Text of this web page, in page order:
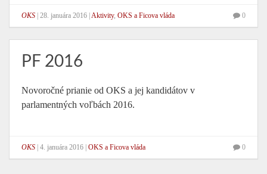
OKS 28. januára 2016 Aktivity, OKS a Ficova vláda 0
PF 2016
Novoročné prianie od OKS a jej kandidátov v
parlamentných voľbách 2016.
OKS 4. januára 2016 OKS a Ficova vláda 0